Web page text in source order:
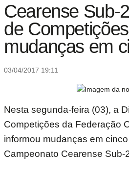
Cearense Sub-
de
mudanças em
03/04/2017 19:11
Nesta segunda-feira (03), a
Competições da Federação
informou mudanças em
Campeonato Cearense Sub-